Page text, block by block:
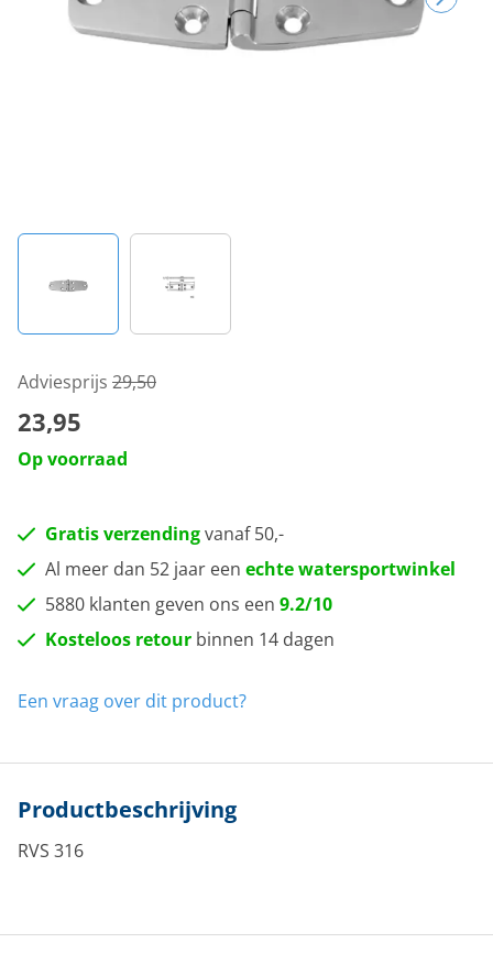
Adviesprijs 29,50
23,95
Op voorraad
Gratis verzendingvanaf 50,-
Al meer dan 52 jaar een echte watersportwinkel
5880 klanten geven ons een 9.2/10
Kosteloos retour binnen 14 dagen
Een vraag over dit product?
Productbeschrijving
RVS 316